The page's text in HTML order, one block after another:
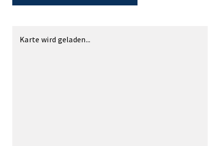
Karte wird geladen...